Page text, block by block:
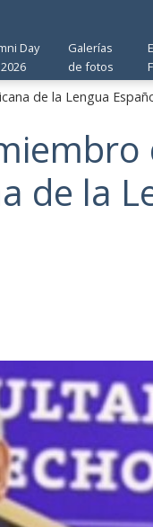
Day
Galerías
de fotos
de la Lengua
de la